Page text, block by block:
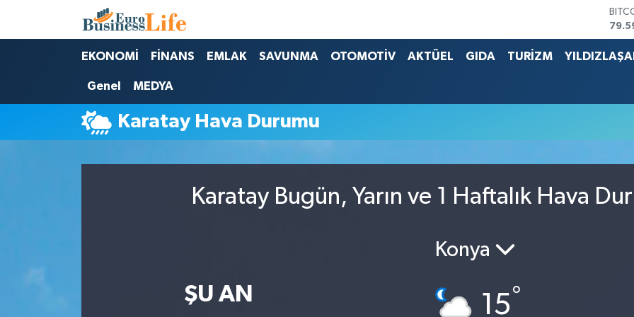
EKONOMİ FİNANS EMLAK SAVUNMA OTOMOTİV AKTÜEL GIDA TURİZM
Genel MEDYA
Karatay Hava Durumu
Karatay Bugün, Yarın ve 1 Haftalık Hava
ŞU AN
Konya
15°
Nöbetçi Eczaneler
Hava Durumu
Namaz Vakitleri
Trafik Durumu
Süper Lig Puan Durumu ve Fikstür
Son Dakika Haberleri